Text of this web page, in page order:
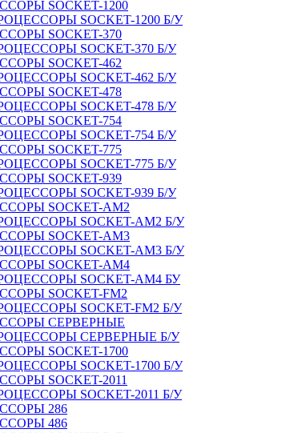
SOCKET-1200
SOCKET-1200 Б/У
SOCKET-370
SOCKET-370 Б/У
SOCKET-462
SOCKET-462 Б/У
SOCKET-478
SOCKET-478 Б/У
SOCKET-754
SOCKET-754 Б/У
SOCKET-775
SOCKET-775 Б/У
SOCKET-939
SOCKET-939 Б/У
SOCKET-AM2
SOCKET-AM2 Б/У
SOCKET-AM3
SOCKET-AM3 Б/У
SOCKET-AM4
SOCKET-AM4 БУ
SOCKET-FM2
SOCKET-FM2 Б/У
СЕРВЕРНЫЕ
СЕРВЕРНЫЕ Б/У
SOCKET-1700
SOCKET-1700 Б/У
SOCKET-2011
SOCKET-2011 Б/У
286
486